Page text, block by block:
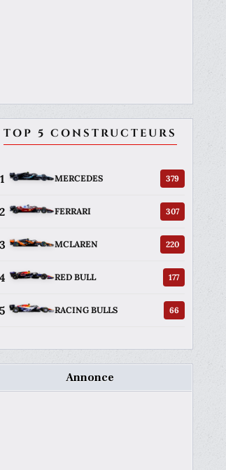
TOP 5 CONSTRUCTEURS
1 MERCEDES 379
2 FERRARI 307
3 MCLAREN 220
4 RED BULL 177
5 RACING BULLS 66
Annonce